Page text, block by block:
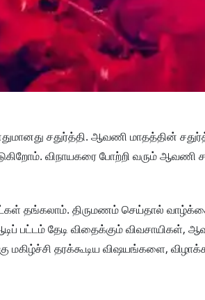
சதுர்த்தி. ஆவணி மாதத்தின்
விநாயகரை போற்றி வரும் ஆவணி
தங்கலாம். திருமணம் செய்தால்
பட்டம் தேடி விதைக்கும் விவசாயிகள்,
தரக்கூடிய விஷயங்களை,